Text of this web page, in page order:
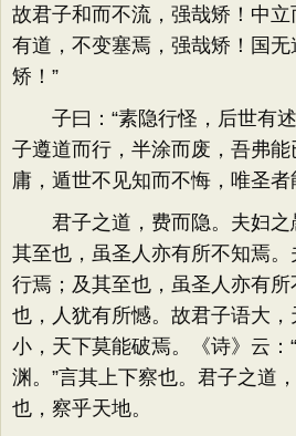
故君子和而不流，强哉矫！中
有道，不变塞焉，强哉矫！国
矫！”
子曰：“素隐行怪，后世有述
子遵道而行，半涂而废，吾弗
庸，遁世不见知而不悔，唯圣者
君子之道，费而隐。夫妇之
其至也，虽圣人亦有所不知焉
行焉；及其至也，虽圣人亦有
也，人犹有所憾。故君子语大
小，天下莫能破焉。《诗》云：
渊。”言其上下察也。君子之道
也，察乎天地。